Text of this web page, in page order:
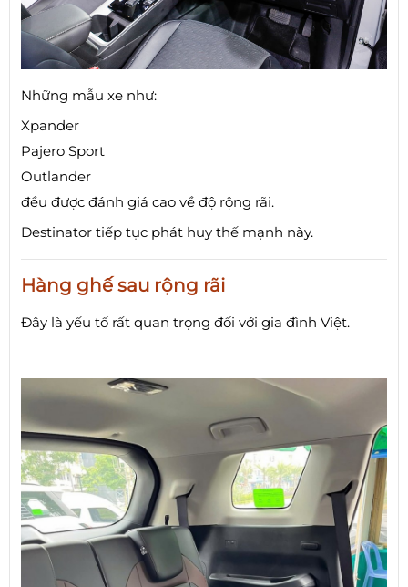
Những mẫu xe như:
Xpander
Pajero Sport
Outlander
đều được đánh giá cao về độ rộng rãi.
Destinator tiếp tục phát huy thế mạnh này.
Hàng ghế sau rộng rãi
Đây là yếu tố rất quan trọng đối với gia đình Việt.